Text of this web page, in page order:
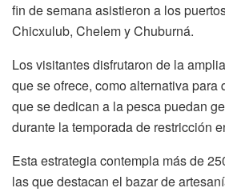
fin de semana asistieron a los
Chicxulub, Chelem y Chuburná.
Los visitantes disfrutaron de la
que se ofrece, como alternativa para
que se dedican a la pesca puedan
durante la temporada de restricción
Esta estrategia contempla más de
las que destacan el bazar de